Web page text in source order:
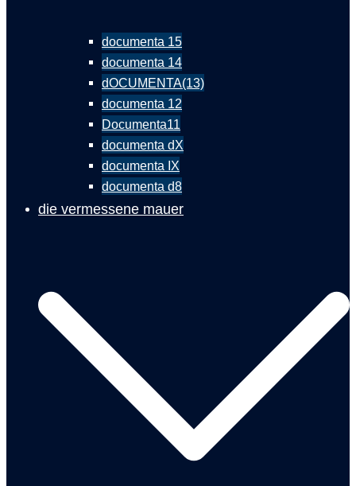
documenta 15
documenta 14
dOCUMENTA(13)
documenta 12
Documenta11
documenta dX
documenta IX
documenta d8
die vermessene mauer